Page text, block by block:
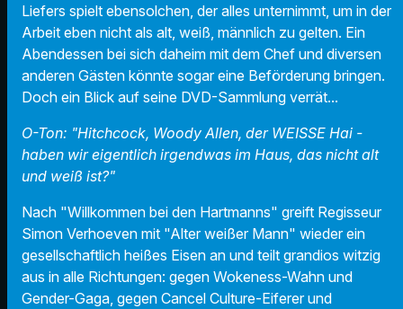
Liefers spielt ebensolchen, der alles unternimmt, um in der
Arbeit eben nicht als alt, weiß, männlich zu gelten. Ein
Abendessen bei sich daheim mit dem Chef und diversen
anderen Gästen könnte sogar eine Beförderung bringen.
Doch ein Blick auf seine DVD-Sammlung verrät...
O-Ton: "Hitchcock, Woody Allen, der WEISSE Hai -
haben wir eigentlich irgendwas im Haus, das nicht alt
und weiß ist?"
Nach "Willkommen bei den Hartmanns" greift Regisseur
Simon Verhoeven mit "Alter weißer Mann" wieder ein
gesellschaftlich heißes Eisen an und teilt grandios witzig
aus in alle Richtungen: gegen Wokeness-Wahn und
Gender-Gaga, gegen Cancel Culture-Eiferer und